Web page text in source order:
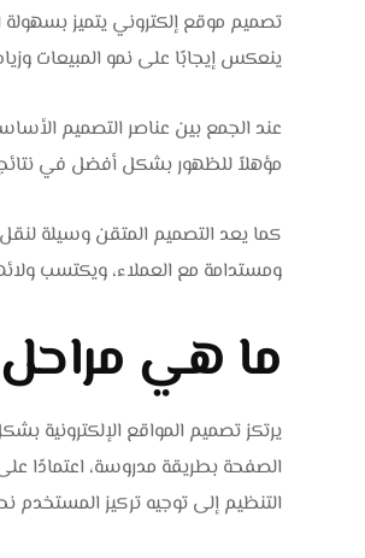
تصميم موقع إلكتروني يتميز بسهولة
ينعكس إيجابًا على نمو المبيعات
عند الجمع بين عناصر التصميم
مؤهلاً للظهور بشكل أفضل في
كما يعد التصميم المتقن وسيلة
ومستدامة مع العملاء، ويكتسب
ما هي
يرتكز تصميم المواقع الإلكترونية
الصفحة بطريقة مدروسة، اعتمادًا
التنظيم إلى توجيه تركيز